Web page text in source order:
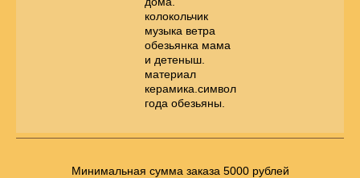
колокольчик
музыка ветра
обезьянка мама
и детеныш.
материал
керамика.символ
года обезьяны.
Минимальная сумма заказа 5000 рублей